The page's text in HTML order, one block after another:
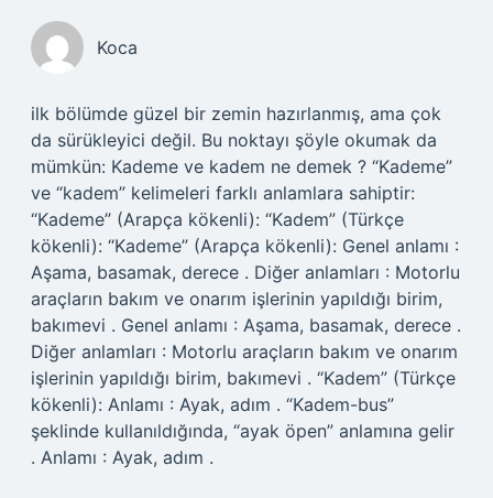
Koca
ilk bölümde güzel bir zemin hazırlanmış, ama çok
da sürükleyici değil. Bu noktayı şöyle okumak da
mümkün: Kademe ve kadem ne demek ? “Kademe”
ve “kadem” kelimeleri farklı anlamlara sahiptir:
“Kademe” (Arapça kökenli): “Kadem” (Türkçe
kökenli): “Kademe” (Arapça kökenli): Genel anlamı :
Aşama, basamak, derece . Diğer anlamları : Motorlu
araçların bakım ve onarım işlerinin yapıldığı birim,
bakımevi . Genel anlamı : Aşama, basamak, derece .
Diğer anlamları : Motorlu araçların bakım ve onarım
işlerinin yapıldığı birim, bakımevi . “Kadem” (Türkçe
kökenli): Anlamı : Ayak, adım . “Kadem-bus”
şeklinde kullanıldığında, “ayak öpen” anlamına gelir
. Anlamı : Ayak, adım .